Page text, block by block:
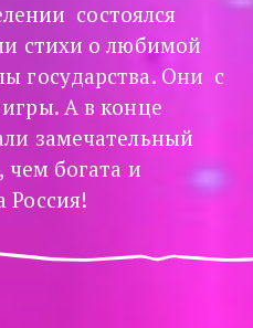
состоялся
стихи о любимой
государства. Они  с
А в конце
замечательный
чем богата и
Россия!